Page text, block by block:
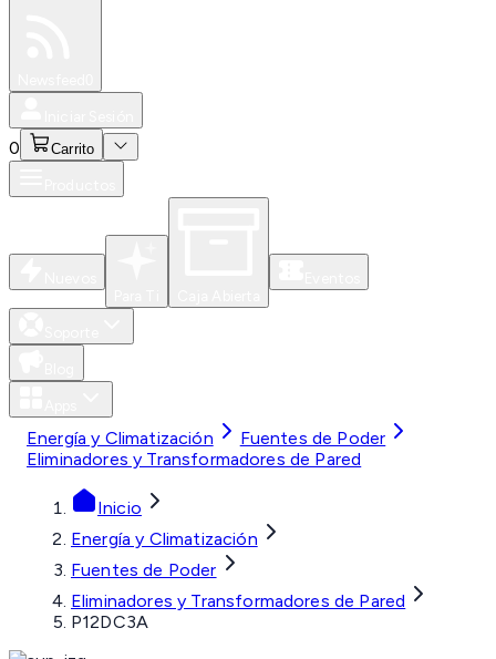
0 Carrito
Energía y Climatización
Fuentes de Poder
Eliminadores y Transformadores de Pared
Inicio
Energía y Climatización
Fuentes de Poder
Eliminadores y Transformadores de Pared
P12DC3A